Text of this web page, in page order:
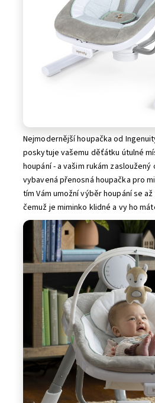
Nejmodernější houpačka od
poskytuje vašemu děťátku útulné
houpání - a vašim rukám
vybavená přenosná houpačka pro
tím Vám umožní výběr houpání se
čemuž je miminko klidné a vy ho